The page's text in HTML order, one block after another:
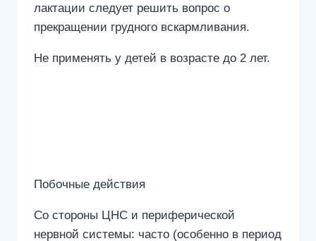
лактации следует решить вопрос о
прекращении грудного вскармливания.
Не применять у детей в возрасте до 2 лет.
Побочные действия
Со стороны ЦНС и периферической
нервной системы: часто (особенно в период